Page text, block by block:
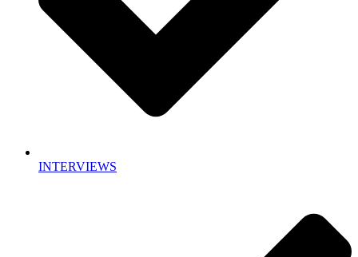
INTERVIEWS